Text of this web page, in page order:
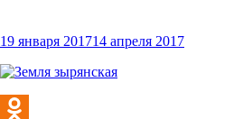
19 января 201714 апреля 2017